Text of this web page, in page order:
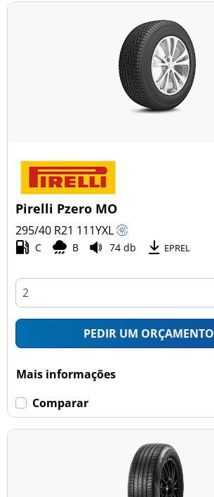
Pirelli Pzero MO
295/40 R21 111YXL
C B 74 db EPREL
PEDIR UM ORÇAMENTO
Mais informações
Comparar